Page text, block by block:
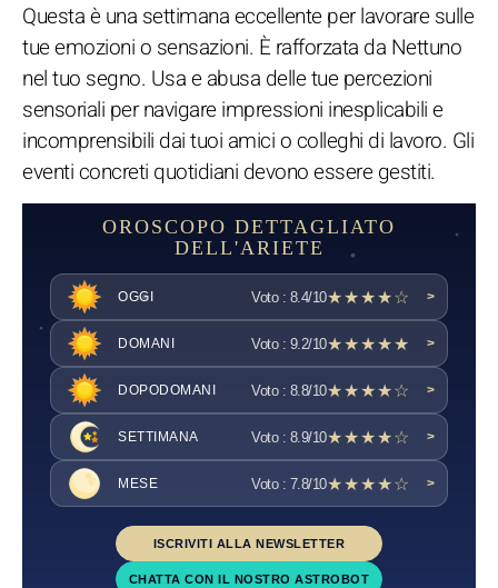
Questa è una settimana eccellente per lavorare sulle
tue emozioni o sensazioni. È rafforzata da Nettuno
nel tuo segno. Usa e abusa delle tue percezioni
sensoriali per navigare impressioni inesplicabili e
incomprensibili dai tuoi amici o colleghi di lavoro. Gli
eventi concreti quotidiani devono essere gestiti.
OROSCOPO DETTAGLIATO
DELL'ARIETE
OGGI Voto : 8.4/10★★★★☆ >
DOMANI Voto : 9.2/10★★★★★ >
DOPODOMANI Voto : 8.8/10★★★★☆ >
SETTIMANA Voto : 8.9/10★★★★☆ >
MESE Voto : 7.8/10★★★★☆ >
ISCRIVITI ALLA NEWSLETTER
CHATTA CON IL NOSTRO ASTROBOT